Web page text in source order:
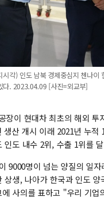
각) 인도 남북 경제중심지 첸나
다. 2023.04.09 [사진=외교부]
장이 현대차 최초의 해외
생산 개시 이래 2021년 누
인도 내수 2위, 수출 1위를
9000명이 넘는 양질의 일
상생, 나아가 한국과 인도
사의를 표하고 "우리 기